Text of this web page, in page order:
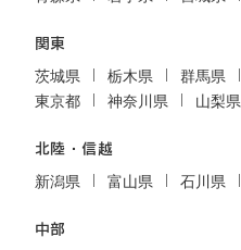
関東
茨城県 栃木県 群馬県
東京都
神奈川県 山梨県
北陸・信越
新潟県 富山県 石川県
中部